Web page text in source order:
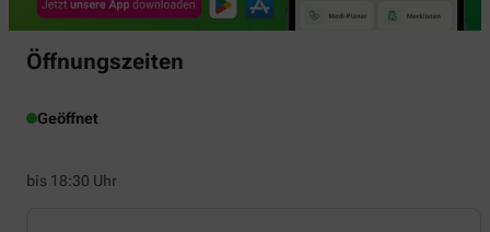
Öffnungszeiten
Geöffnet
bis 18:30 Uhr